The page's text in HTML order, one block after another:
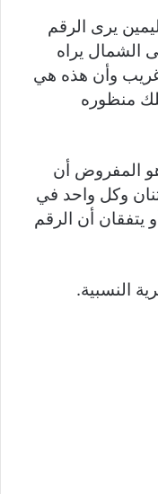
يرى الرقم
الشمال يراه
وأن هذه هي
منظوره
المفروض أن
وكل واحد في
يتفقان أن الرقم
النسبية.